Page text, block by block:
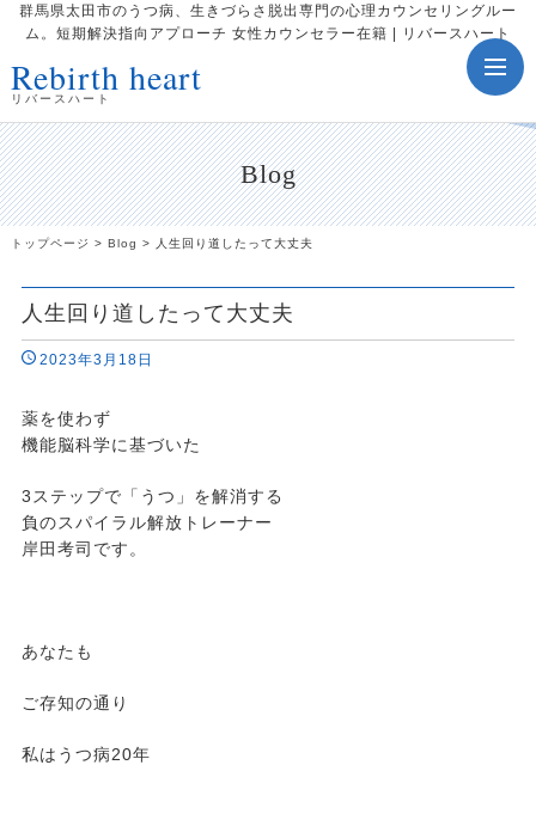
群馬県太田市のうつ病、生きづらさ脱出専門の心理カウンセリングルー
ム。短期解決指向アプローチ 女性カウンセラー在籍 | リバースハート
Rebirth heart
リバースハート
Blog
トップページ > Blog > 人生回り道したって大丈夫
人生回り道したって大丈夫
2023年3月18日
薬を使わず
機能脳科学に基づいた
3ステップで「うつ」を解消する
負のスパイラル解放トレーナー
岸田考司です。
あなたも
ご存知の通り
私はうつ病20年
toggle